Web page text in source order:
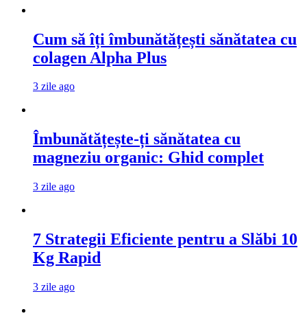
Cum să îți îmbunătățești sănătatea cu
colagen Alpha Plus
3 zile ago
Îmbunătățește-ți sănătatea cu
magneziu organic: Ghid complet
3 zile ago
7 Strategii Eficiente pentru a Slăbi 10
Kg Rapid
3 zile ago